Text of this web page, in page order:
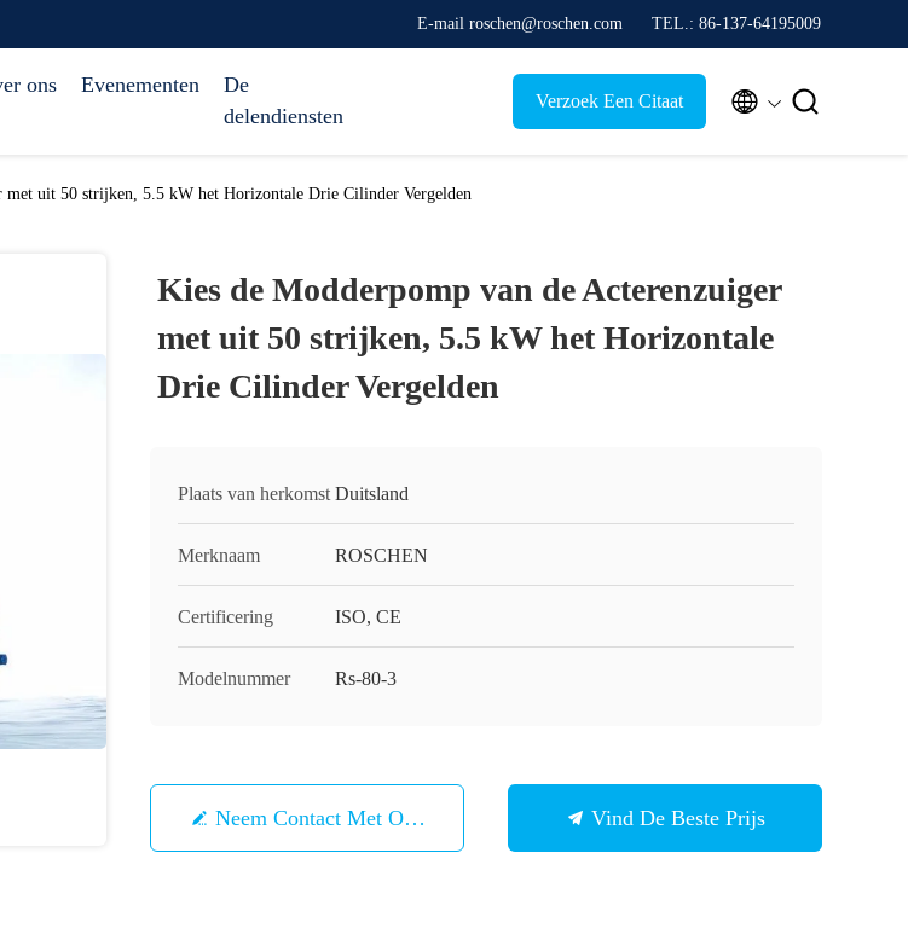
E-mail roschen@roschen.com TEL.: 86-137-64195009
ons Evenementen
De
delendiensten
Verzoek Een Citaat  
met uit 50 strijken, 5.5 kW het Horizontale Drie Cilinder Vergelden
Kies de Modderpomp van de Acterenzuiger
met uit 50 strijken, 5.5 kW het Horizontale
Drie Cilinder Vergelden
Plaats van herkomst Duitsland
Merknaam ROSCHEN
Certificering ISO, CE
Modelnummer Rs-80-3
Neem Contact Met Ons Op Vind De Beste Prijs